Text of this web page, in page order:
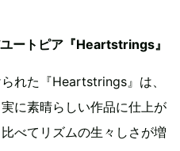
ートピア『Heartstrings』
れた『Heartstrings』は、
に素晴らしい作品に仕上が
べてリズムの生々しさが増